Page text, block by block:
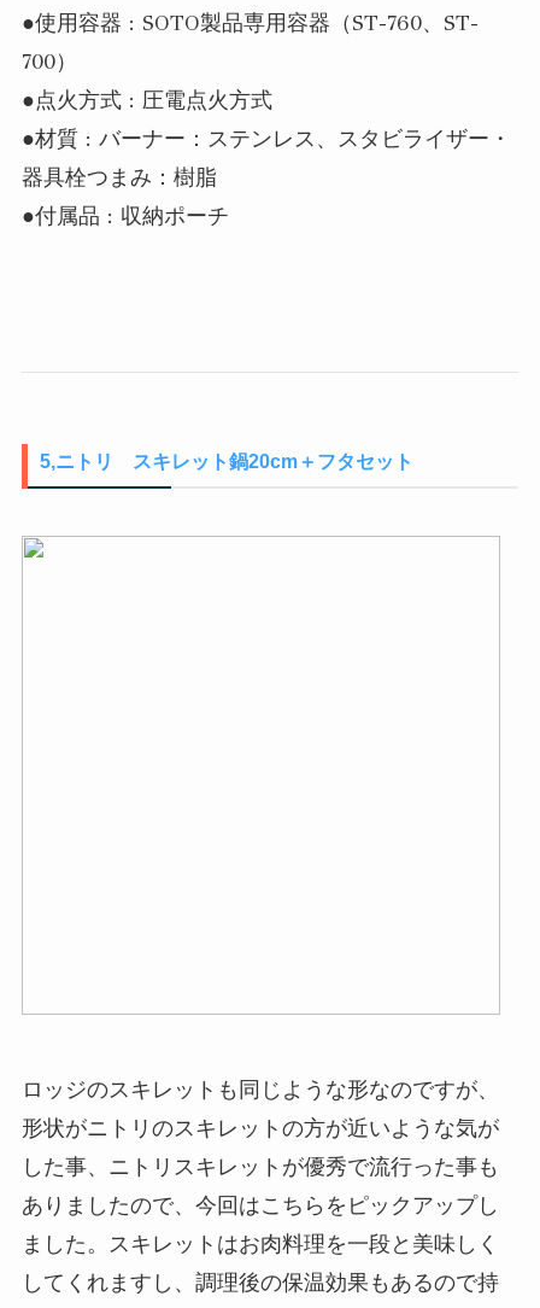
●使用容器 : SOTO製品専用容器（ST-760、ST-
700）
●点火方式 : 圧電点火方式
●材質 : バーナー：ステンレス、スタビライザー・
器具栓つまみ：樹脂
●付属品 : 収納ポーチ
5,ニトリ スキレット鍋20cm＋フタセット
ロッジのスキレットも同じような形なのですが、
形状がニトリのスキレットの方が近いような気が
した事、ニトリスキレットが優秀で流行った事も
ありましたので、今回はこちらをピックアップし
ました。スキレットはお肉料理を一段と美味しく
してくれますし、調理後の保温効果もあるので持